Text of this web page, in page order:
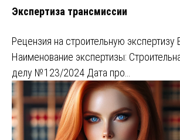
Экспертиза трансмиссии
Рецензия на строительную экспертизу
Наименование экспертизы:
делу №123/2024 Дата про…